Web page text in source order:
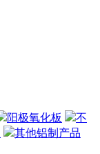
阳极氧化板
不
其他铝制产品